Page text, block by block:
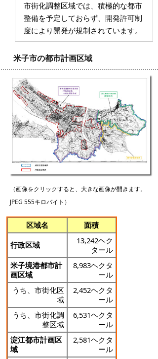
市街化調整区域では、積極的な都市
整備を予定しておらず、開発許可制
度により開発が規制されています。
米子市の都市計画区域
（画像をクリックすると、大きな画像が開きます。
JPEG 555キロバイト）
区域名
面積
行政区域
13,242ヘク
タール
米子境港都市計
画区域
8,983ヘクタ
ール
うち、市街化区
域
2,452ヘクタ
ール
うち、市街化調
整区域
6,531ヘクタ
ール
淀江都市計画区
域
2,581ヘクタ
ール